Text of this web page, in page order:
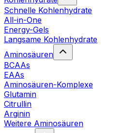
Schnelle Kohlenhydrate
All-in-One
Energy-Gels
Langsame Kohlenhydrate
Aminosäuren
BCAAs
EAAs
Aminosäuren-Komplexe
Glutamin
Citrullin
Arginin
Weitere Aminosäuren